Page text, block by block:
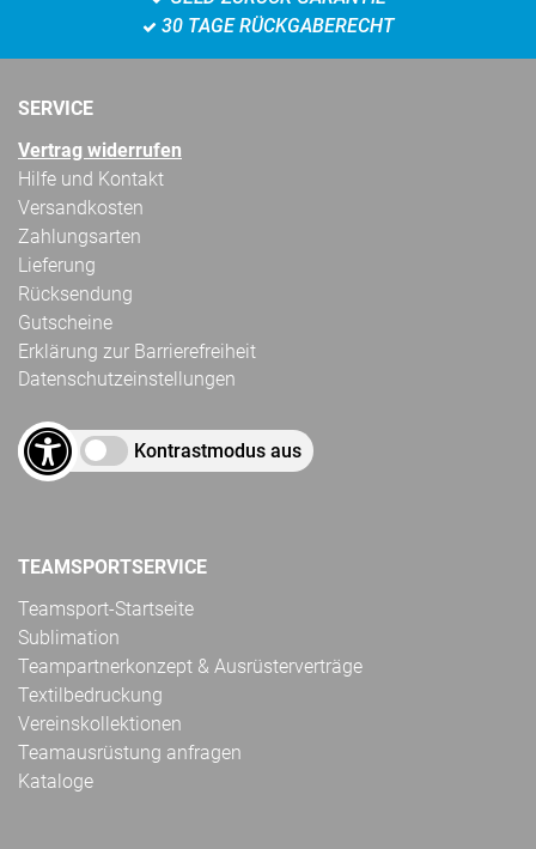
30 TAGE RÜCKGABERECHT
SERVICE
Vertrag widerrufen
Hilfe und Kontakt
Versandkosten
Zahlungsarten
Lieferung
Rücksendung
Gutscheine
Erklärung zur Barrierefreiheit
Datenschutzeinstellungen
Kontrastmodus aus
TEAMSPORTSERVICE
Teamsport-Startseite
Sublimation
Teampartnerkonzept & Ausrüsterverträge
Textilbedruckung
Vereinskollektionen
Teamausrüstung anfragen
Kataloge